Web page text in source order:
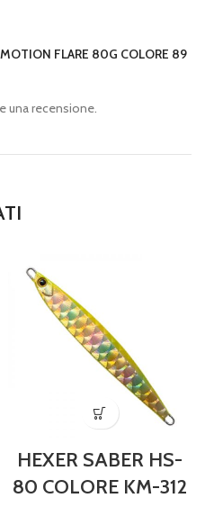
FLARE 80G COLORE 89
una recensione.
HEXER SABER HS-
80 COLORE KM-312